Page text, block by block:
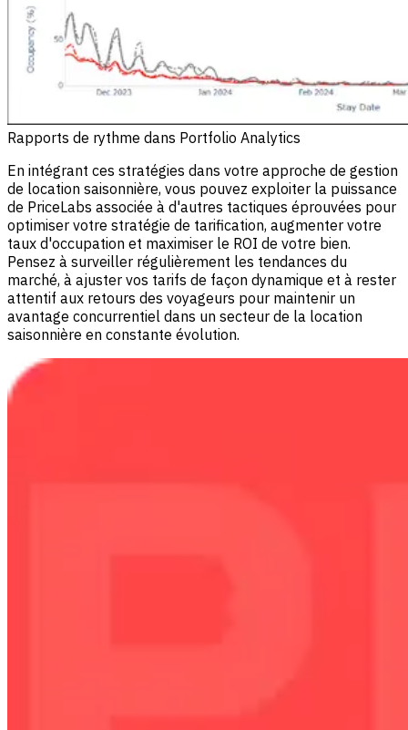
Rapports de rythme dans Portfolio Analytics
En intégrant ces stratégies dans votre approche de gestion
de location saisonnière, vous pouvez exploiter la puissance
de PriceLabs associée à d'autres tactiques éprouvées pour
optimiser votre stratégie de tarification, augmenter votre
taux d'occupation et maximiser le ROI de votre bien.
Pensez à surveiller régulièrement les tendances du
marché, à ajuster vos tarifs de façon dynamique et à rester
attentif aux retours des voyageurs pour maintenir un
avantage concurrentiel dans un secteur de la location
saisonnière en constante évolution.